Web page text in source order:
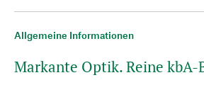
Allgemeine Informationen
Markante Optik. Reine kbA-